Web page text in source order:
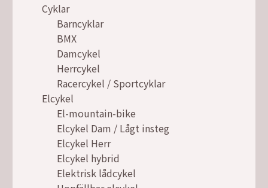
Cyklar
Barncyklar
BMX
Damcykel
Herrcykel
Racercykel / Sportcyklar
Elcykel
El-mountain-bike
Elcykel Dam / Lågt insteg
Elcykel Herr
Elcykel hybrid
Elektrisk lådcykel